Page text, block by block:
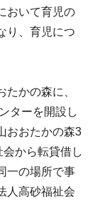
おいて育児の
り、育児につ
かの森に、
ターを開設し
おおたかの森3
から転貸借し
一の場所で事
人高砂福祉会